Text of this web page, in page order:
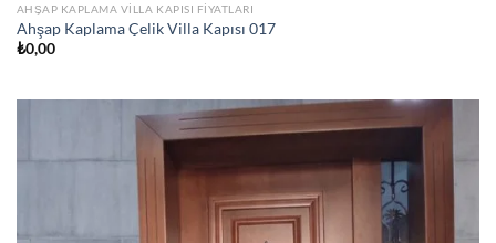
AHŞAP KAPLAMA VILLA KAPISI FIYATLARI
Ahşap Kaplama Çelik Villa Kapısı 017
₺0,00